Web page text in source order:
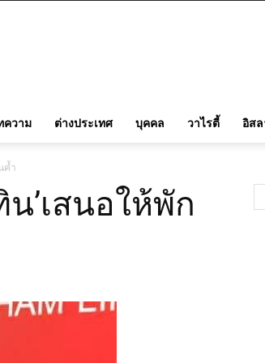
ความ ต่างประเทศ บุคคล วาไรตี้ อิส
ค้ำ
’เสนอให้พัก